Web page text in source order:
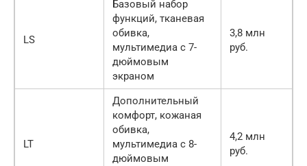
LS
Базовый набор
функций, тканевая
обивка,
мультимедиа с 7-
дюймовым
экраном
3,8 млн
руб.
LT
Дополнительный
комфорт, кожаная
обивка,
мультимедиа с 8-
дюймовым
4,2 млн
руб.